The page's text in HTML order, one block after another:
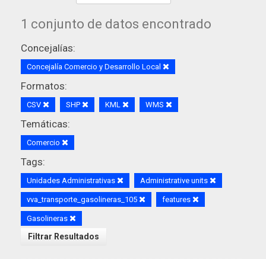
1 conjunto de datos encontrado
Concejalías:
Concejalía Comercio y Desarrollo Local
Formatos:
CSV SHP KML WMS
Temáticas:
Comercio
Tags:
Unidades Administrativas Administrative units
vva_transporte_gasolineras_105 features
Gasolineras
Filtrar Resultados